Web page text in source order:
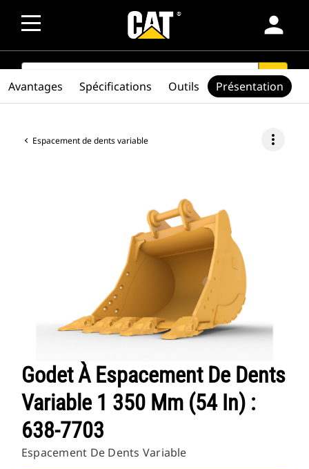
person
SEARCH search
Espacement de dents variable more_vert
Godet À Espacement De Dents
Variable 1 350 Mm (54 In) :
638-7703
Espacement De Dents Variable
Avantages Spécifications Outils Présentation